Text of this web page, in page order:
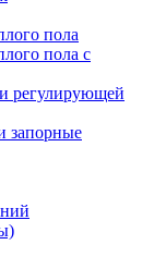
пола
пола с
регулирующей
запорные